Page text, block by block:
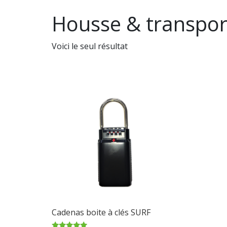
Housse &
Voici le seul résultat
Cadenas boite à clés SURF